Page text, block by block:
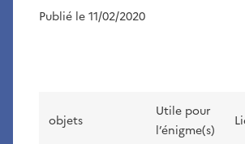
Publié le 11/02/2020
objets
Utile pour
l’énigme(s)